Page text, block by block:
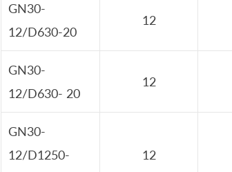
GN30-
12/D630-20
12
GN30-
12/D630- 20
12
GN30-
12/D1250-
12